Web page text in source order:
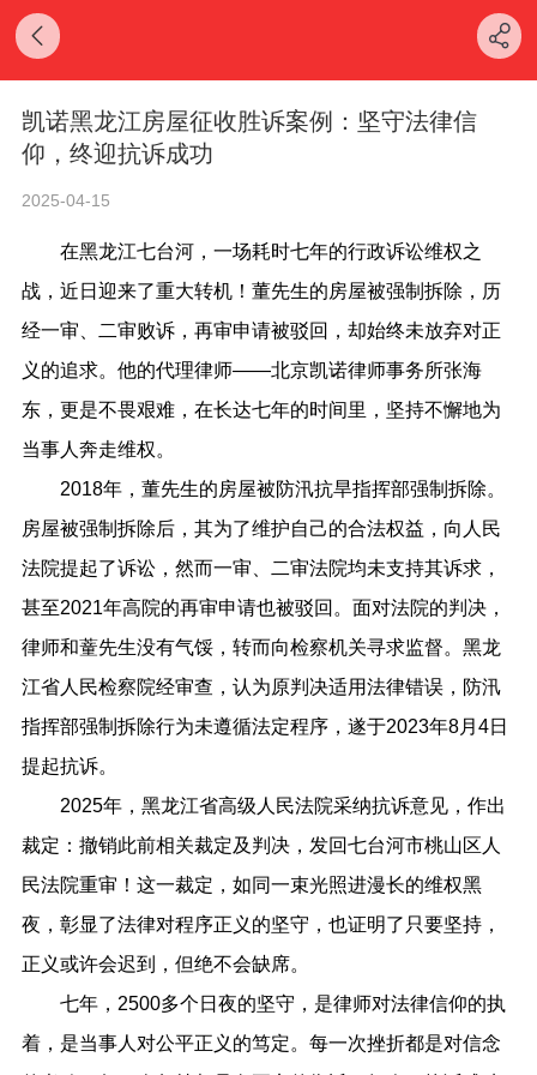
凯诺黑龙江房屋征收胜诉案例：坚守法律信
仰，终迎抗诉成功
2025-04-15
在黑龙江七台河，一场耗时七年的行政诉讼维权之
战，近日迎来了重大转机！董先生的房屋被强制拆除，历
经一审、二审败诉，再审申请被驳回，却始终未放弃对正
义的追求。他的代理律师——北京凯诺律师事务所张海
东，更是不畏艰难，在长达七年的时间里，坚持不懈地为
当事人奔走维权。
2018年，董先生的房屋被防汛抗旱指挥部强制拆除。
房屋被强制拆除后，其为了维护自己的合法权益，向人民
法院提起了诉讼，然而一审、二审法院均未支持其诉求，
甚至2021年高院的再审申请也被驳回。面对法院的判决，
律师和蕫先生没有气馁，转而向检察机关寻求监督。黑龙
江省人民检察院经审查，认为原判决适用法律错误，防汛
指挥部强制拆除行为未遵循法定程序，遂于2023年8月4日
提起抗诉。
2025年，黑龙江省高级人民法院采纳抗诉意见，作出
裁定：撤销此前相关裁定及判决，发回七台河市桃山区人
民法院重审！这一裁定，如同一束光照进漫长的维权黑
夜，彰显了法律对程序正义的坚守，也证明了只要坚持，
正义或许会迟到，但绝不会缺席。
七年，2500多个日夜的坚守，是律师对法律信仰的执
着，是当事人对公平正义的笃定。每一次挫折都是对信念